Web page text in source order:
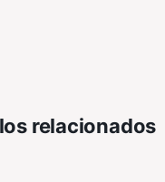
relacionados